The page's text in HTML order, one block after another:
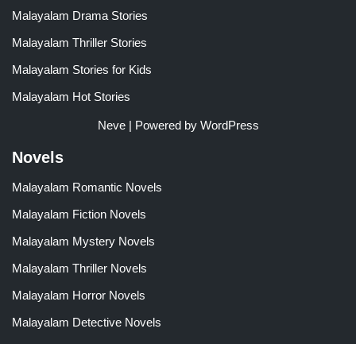
Malayalam Drama Stories
Malayalam Thriller Stories
Malayalam Stories for Kids
Malayalam Hot Stories
Neve| Powered by WordPress
Novels
Malayalam Romantic Novels
Malayalam Fiction Novels
Malayalam Mystery Novels
Malayalam Thriller Novels
Malayalam Horror Novels
Malayalam Detective Novels